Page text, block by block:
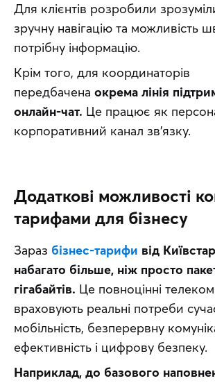
Для клієнтів розробили
зручну навігацію та можливість
потрібну інформацію.
Крім того, для координаторів
передбачена окрема лінія
онлайн-чат. Це працює як
корпоративний канал зв’язку.
Додаткові можливості
тарифами для бізнесу
Зараз бізнес-тарифи від
набагато більше, ніж просто
гігабайтів. Це повноцінні
враховують реальні потреби
мобільність, безперервну
ефективність і цифрову безпеку.
Наприклад, до базового